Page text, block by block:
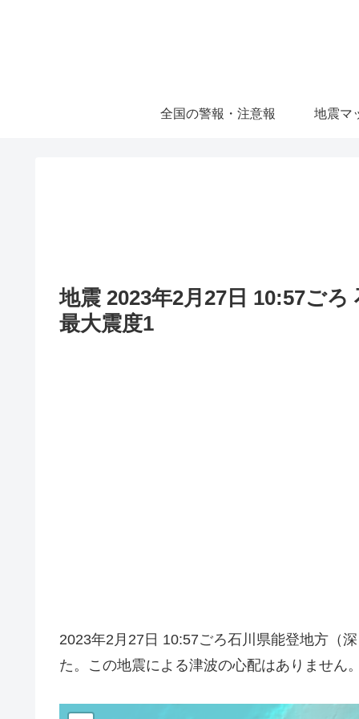
全国の警報・注意報 地震マ
地震 2023年2月27日 10:57ご
最大震度1
2023年2月27日 10:57ごろ石川県能登地方（
た。この地震による津波の心配はありません